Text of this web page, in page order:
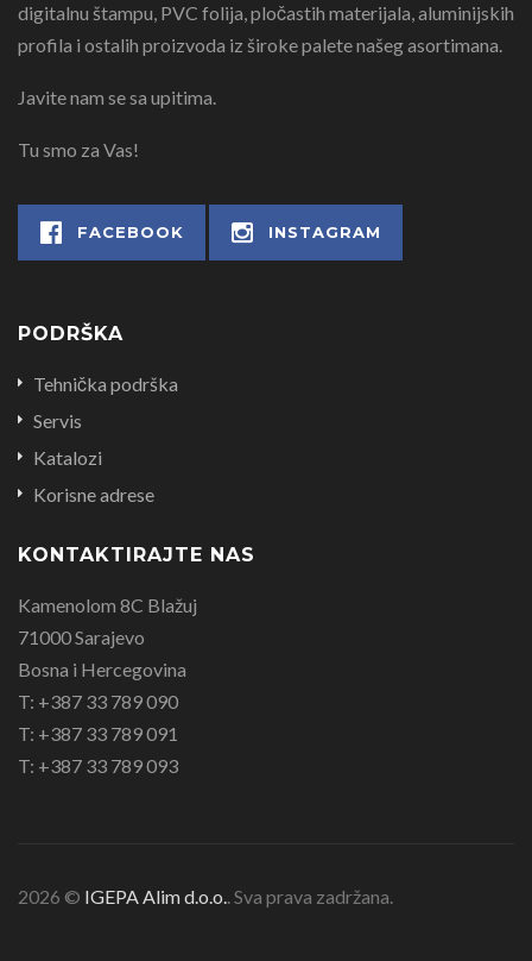
digitalnu štampu, PVC folija, pločastih materijala, aluminijskih
profila i ostalih proizvoda iz široke palete našeg asortimana.
Javite nam se sa upitima.
Tu smo za Vas!
FACEBOOK INSTAGRAM
PODRŠKA
Tehnička podrška
Servis
Katalozi
Korisne adrese
KONTAKTIRAJTE NAS
Kamenolom 8C Blažuj
71000 Sarajevo
Bosna i Hercegovina
T: +387 33 789 090
T: +387 33 789 091
T: +387 33 789 093
2026 © IGEPA Alim d.o.o.. Sva prava zadržana.